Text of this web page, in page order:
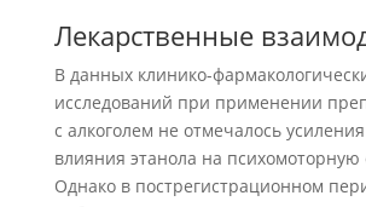
Лекарственные
В данных клинико-
исследований при применении
с алкоголем не отмечалось
влияния этанола на
Однако в пострегистрационном